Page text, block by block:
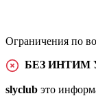
Ограничения по
БЕЗ ИНТИМ
slyclub это